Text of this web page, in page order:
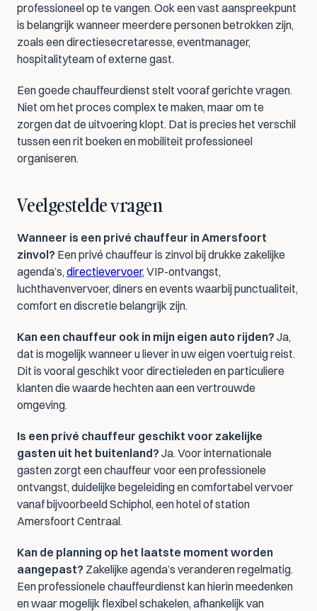
professioneel op te vangen. Ook een vast aanspreekpunt
is belangrijk wanneer meerdere personen betrokken zijn,
zoals een directiesecretaresse, eventmanager,
hospitalityteam of externe gast.
Een goede chauffeurdienst stelt vooraf gerichte vragen.
Niet om het proces complex te maken, maar om te
zorgen dat de uitvoering klopt. Dat is precies het verschil
tussen een rit boeken en mobiliteit professioneel
organiseren.
Veelgestelde vragen
Wanneer is een privé chauffeur in Amersfoort
zinvol? Een privé chauffeur is zinvol bij drukke zakelijke
agenda’s, directievervoer, VIP-ontvangst,
luchthavenvervoer, diners en events waarbij punctualiteit,
comfort en discretie belangrijk zijn.
Kan een chauffeur ook in mijn eigen auto rijden? Ja,
dat is mogelijk wanneer u liever in uw eigen voertuig reist.
Dit is vooral geschikt voor directieleden en particuliere
klanten die waarde hechten aan een vertrouwde
omgeving.
Is een privé chauffeur geschikt voor zakelijke
gasten uit het buitenland? Ja. Voor internationale
gasten zorgt een chauffeur voor een professionele
ontvangst, duidelijke begeleiding en comfortabel vervoer
vanaf bijvoorbeeld Schiphol, een hotel of station
Amersfoort Centraal.
Kan de planning op het laatste moment worden
aangepast? Zakelijke agenda’s veranderen regelmatig.
Een professionele chauffeurdienst kan hierin meedenken
en waar mogelijk flexibel schakelen, afhankelijk van